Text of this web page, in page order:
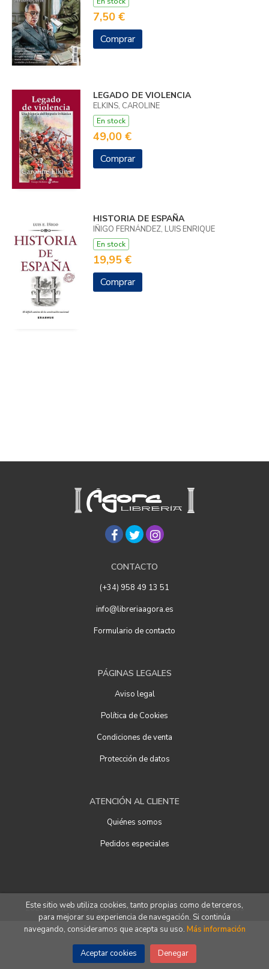
7,50 €
Comprar
LEGADO DE VIOLENCIA
ELKINS, CAROLINE
En stock
49,00 €
Comprar
HISTORIA DE ESPAÑA
IÑIGO FERNÁNDEZ, LUIS ENRIQUE
En stock
19,95 €
Comprar
CONTACTO
(+34) 958 49 13 51
info@libreriaagora.es
Formulario de contacto
PÁGINAS LEGALES
Aviso legal
Política de Cookies
Condiciones de venta
Protección de datos
ATENCIÓN AL CLIENTE
Quiénes somos
Pedidos especiales
2026 ©Librería Ágora. Todos los Derechos Reservados
Este sitio web utiliza cookies, tanto propias como de terceros,
para mejorar su experiencia de navegación. Si continúa
navegando, consideramos que acepta su uso. Más información
Aceptar cookies Denegar